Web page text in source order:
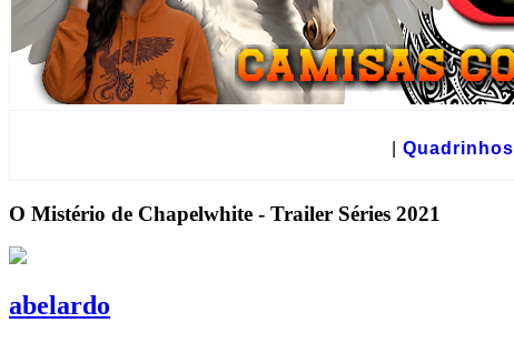
Quadrinhos
O Mistério de Chapelwhite - Trailer Séries 2021
abelardo